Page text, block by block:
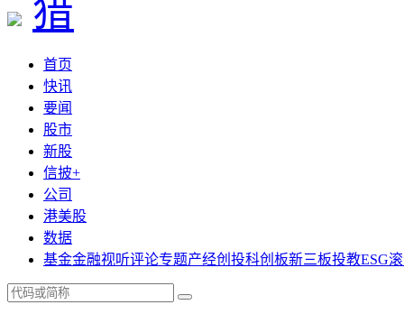
首页
快讯
要闻
股市
新股
信披+
公司
港美股
数据
基金金融视听评论专题产经创投科创板新三板投教ESG